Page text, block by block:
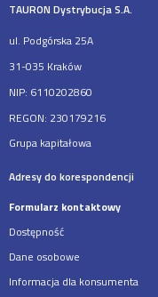
TAURON Dystrybucja S.A.
ul. Podgórska 25A
31-035 Kraków
NIP: 6110202860
REGON: 230179216
Grupa kapitałowa
Adresy do korespondencji
Formularz kontaktowy
Dostępność
Dane osobowe
Informacja dla konsumenta